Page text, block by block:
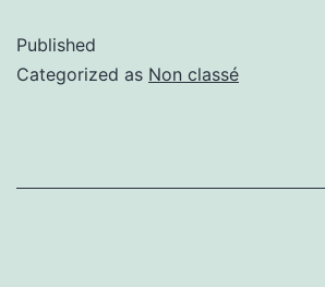
Published
Categorized as Non classé